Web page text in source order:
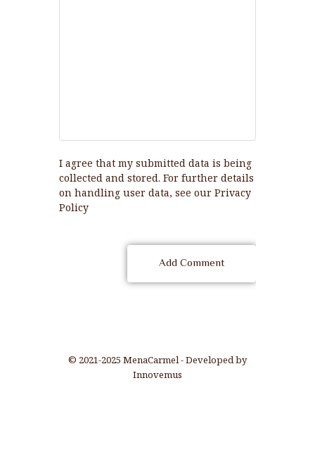
I agree that my submitted data is being
collected and stored. For further details
on handling user data, see our Privacy
Policy
© 2021-2025 MenaCarmel - Developed by
Innovemus